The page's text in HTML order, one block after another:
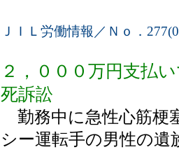
ＪＩＬ労働情報／Ｎｏ．
２，０００万円支払
死訴訟
勤務中に急性心筋梗
シー運転手の男性の遺